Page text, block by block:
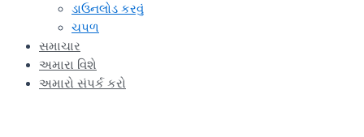
ડાઉનલોડ કરવું
ચપળ
સમાચાર
અમારા વિશે
અમારો સંપર્ક કરો